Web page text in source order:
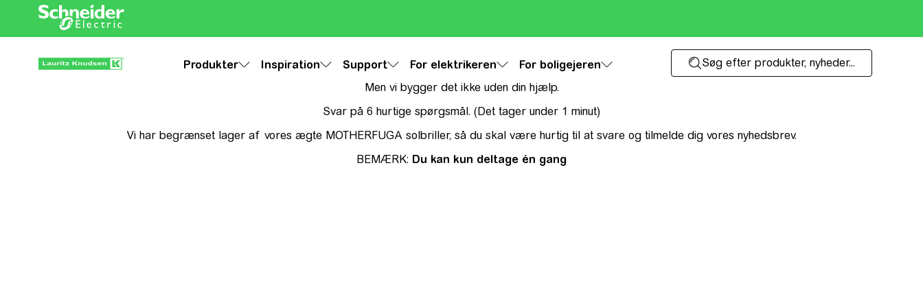
Produkter Inspiration Support For elektrikeren For boligejeren
Søg efter produkter, nyheder...
Men vi bygger det ikke uden din hjælp.
Svar på 6 hurtige spørgsmål. (Det tager under 1 minut)
Vi har begrænset lager af vores ægte MOTHERFUGA solbriller, så du skal være hurtig til at svare og tilmelde dig vores nyhedsbrev.
BEMÆRK: Du kan kun deltage én gang